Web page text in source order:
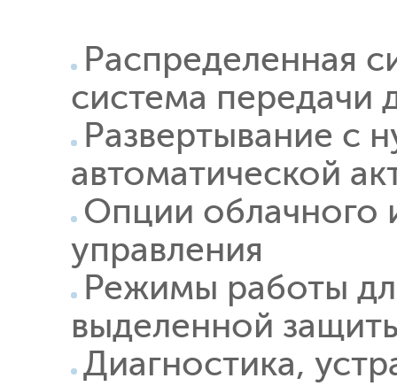
Распределенная
система передачи
Развертывание с
автоматической
Опции облачного
управления
Режимы работы
выделенной
Диагностика,